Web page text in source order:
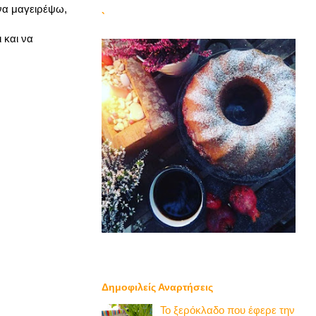
μαγειρέψω,
να
`
Δημοφιλείς Αναρτήσεις
Το ξερόκλαδο που έφερε την